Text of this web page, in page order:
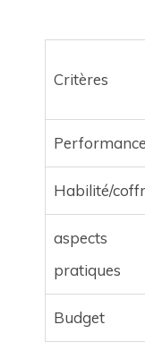
Critères
Habilité/
aspects
pratiques
Budget